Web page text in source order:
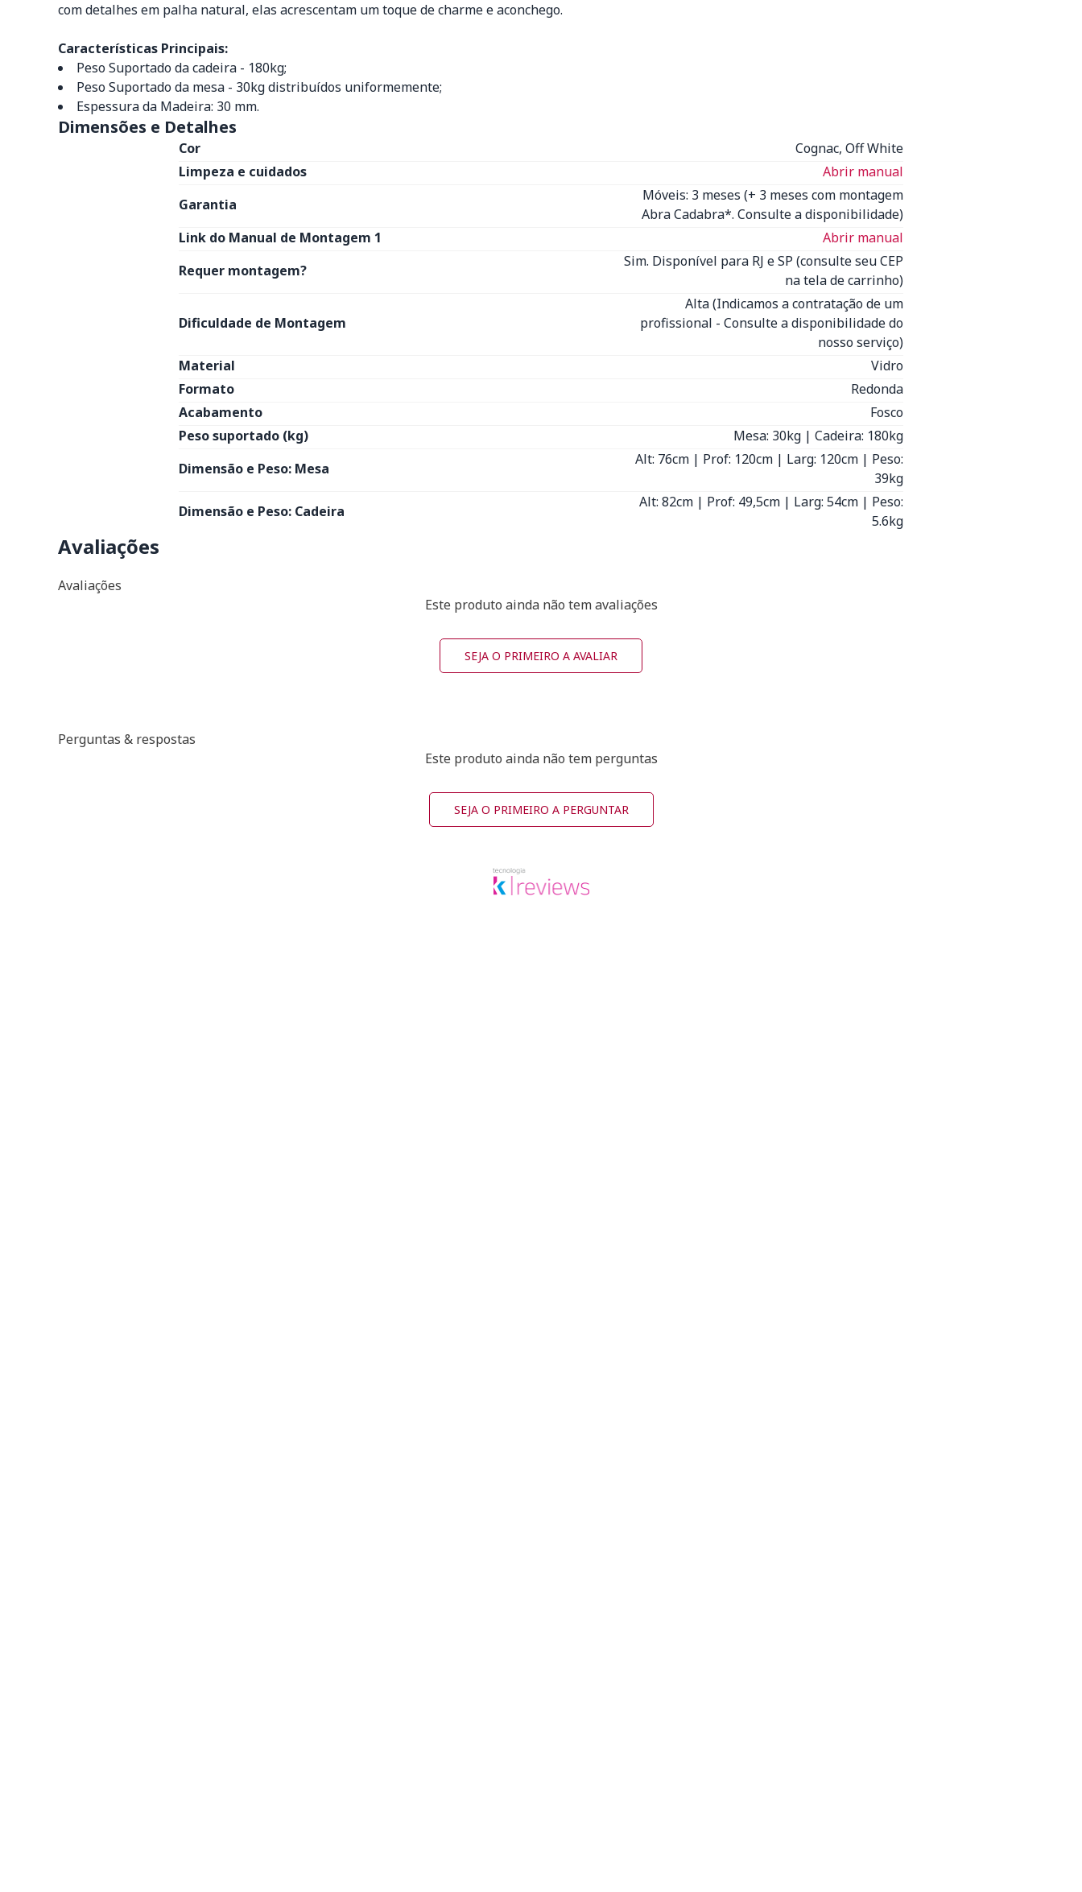
com detalhes em palha natural, elas acrescentam um toque de charme e aconchego.
Características Principais:
Peso Suportado da cadeira - 180kg;
Peso Suportado da mesa - 30kg distribuídos uniformemente;
Espessura da Madeira: 30 mm.
Dimensões e Detalhes
Cor
Cognac, Off White
Limpeza e cuidados
Abrir manual
Garantia
Móveis: 3 meses (+ 3 meses com montagem
Abra Cadabra*. Consulte a disponibilidade)
Link do Manual de Montagem 1
Abrir manual
Requer montagem?
Sim. Disponível para RJ e SP (consulte seu CEP
na tela de carrinho)
Dificuldade de Montagem
Alta (Indicamos a contratação de um
profissional - Consulte a disponibilidade do
nosso serviço)
Material
Vidro
Formato
Redonda
Acabamento
Fosco
Peso suportado (kg)
Mesa: 30kg | Cadeira: 180kg
Dimensão e Peso: Mesa
Alt: 76cm | Prof: 120cm | Larg: 120cm | Peso:
39kg
Dimensão e Peso: Cadeira
Alt: 82cm | Prof: 49,5cm | Larg: 54cm | Peso:
5.6kg
Avaliações
Avaliações
Este produto ainda não tem avaliações
SEJA O PRIMEIRO A AVALIAR
Perguntas & respostas
Este produto ainda não tem perguntas
SEJA O PRIMEIRO A PERGUNTAR